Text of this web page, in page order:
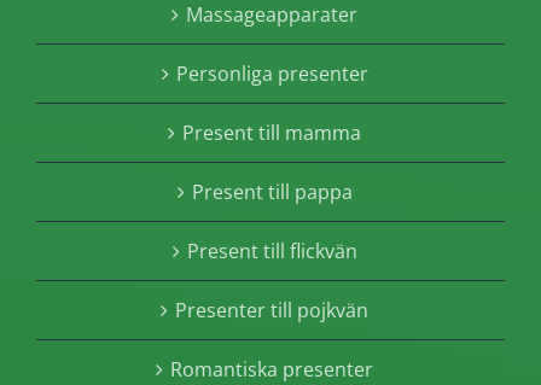
Massageapparater
Personliga presenter
Present till mamma
Present till pappa
Present till flickvän
Presenter till pojkvän
Romantiska presenter